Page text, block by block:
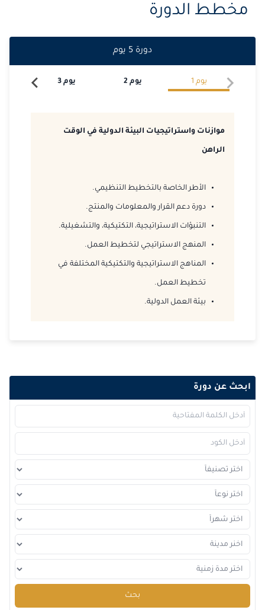
باريس
2026-11-23 لندن التفاصيل
2026-12-14 لندن
مخطط الدورة
دورة 5 يوم
يوم 1 يوم 2 يوم3
موازنات واستراتيجيات البيئة الدولية في الوقت
الراهن
الأطر الخاصة بالتخطيط التنظيمي.
دورة دعم القرار والمعلومات والمنتج.
التنبؤات الاستراتيجية، التكتيكية، والتشغيلية.
المنهج الاستراتيجي لتخطيط العمل.
المناهج الاستراتيجية والتكتيكية المختلفة في
تخطيط العمل.
بيئة العمل الدولية.
ابحث عن دورة
بحث